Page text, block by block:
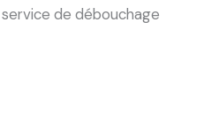
de débouchage